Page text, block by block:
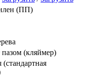
(ПП)
(кляймер)
(стандартная